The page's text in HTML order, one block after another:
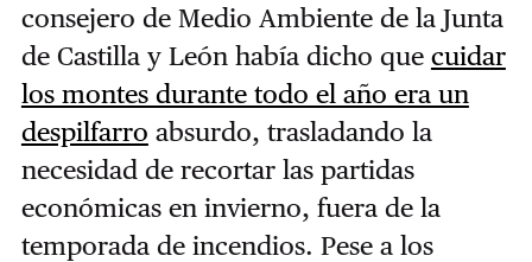
consejero de Medio Ambiente de la Junta
de Castilla y León había dicho que cuidar
los montes durante todo el año era un
despilfarro absurdo, trasladando la
necesidad de recortar las partidas
económicas en invierno, fuera de la
temporada de incendios. Pese a los